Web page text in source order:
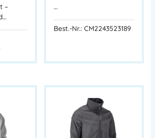
–
…
Best.-Nr.: CM2243523189